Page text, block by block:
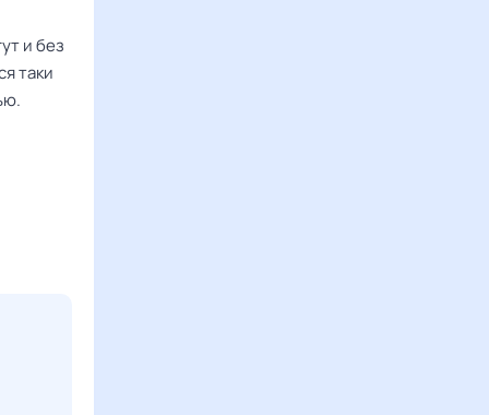
и без
таки